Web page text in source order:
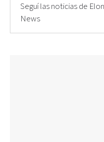
Seguí las noticias de
News